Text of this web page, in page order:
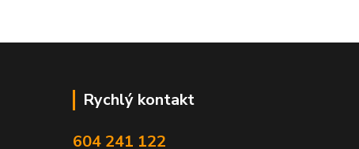
Rychlý kontakt
604 241 122